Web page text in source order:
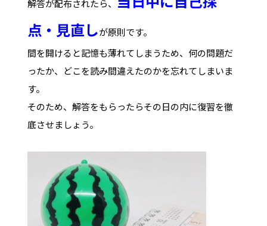
解答が配布されたら、
点・見直しが原則です。
間を開けると記憶も薄れてしまうため、何の問題だ
ったか、どこを読み間違えたのかを忘れてしまいま
す。
そのため、解答をもらったらその日の内に復習を徹
底させましょう。